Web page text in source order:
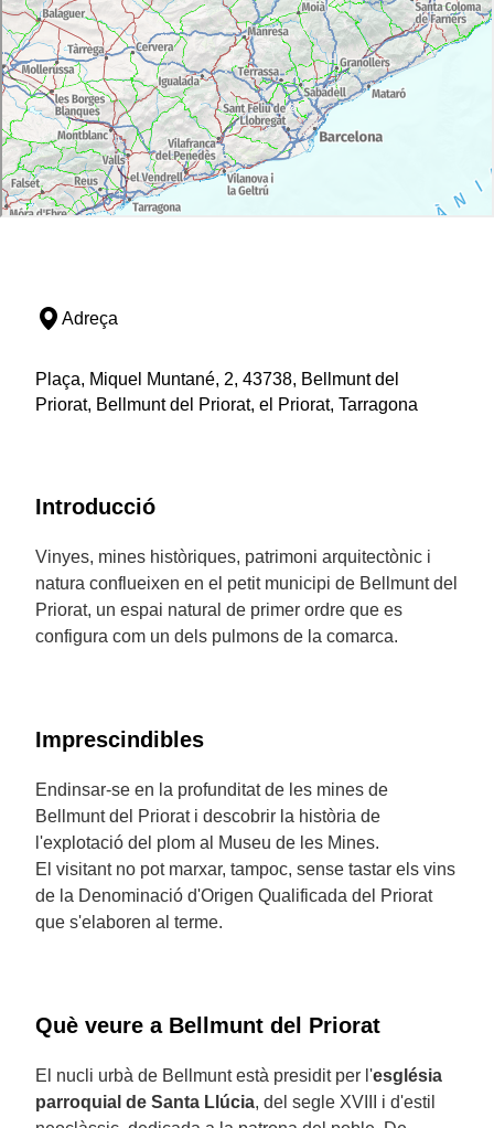
Adreça
Plaça, Miquel Muntané, 2, 43738, Bellmunt del
Priorat, Bellmunt del Priorat, el Priorat, Tarragona
Introducció
Vinyes, mines històriques, patrimoni arquitectònic i
natura conflueixen en el petit municipi de Bellmunt del
Priorat, un espai natural de primer ordre que es
configura com un dels pulmons de la comarca.
Imprescindibles
Endinsar-se en la profunditat de les mines de
Bellmunt del Priorat i descobrir la història de
l'explotació del plom al Museu de les Mines.
El visitant no pot marxar, tampoc, sense tastar els vins
de la Denominació d'Origen Qualificada del Priorat
que s'elaboren al terme.
Què veure a Bellmunt del Priorat
El nucli urbà de Bellmunt està presidit per l'església
parroquial de Santa Llúcia, del segle XVIII i d'estil